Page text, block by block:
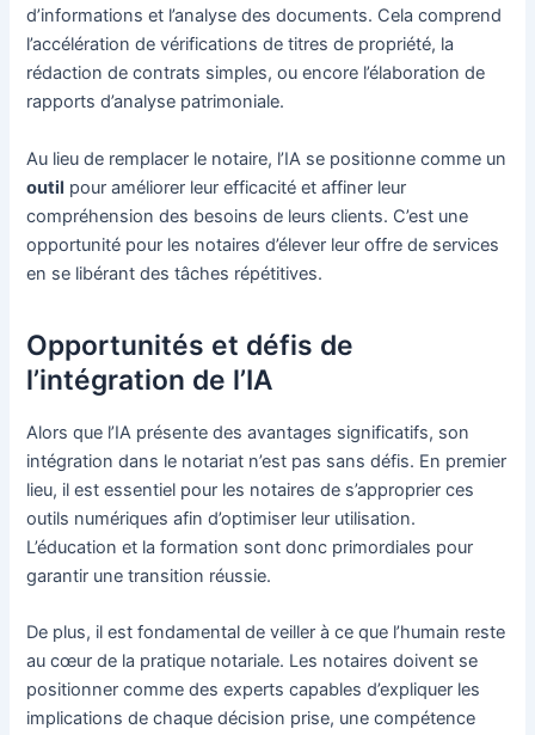
d’informations et l’analyse des documents. Cela comprend
l’accélération de vérifications de titres de propriété, la
rédaction de contrats simples, ou encore l’élaboration de
rapports d’analyse patrimoniale.
Au lieu de remplacer le notaire, l’IA se positionne comme un
outil pour améliorer leur efficacité et affiner leur
compréhension des besoins de leurs clients. C’est une
opportunité pour les notaires d’élever leur offre de services
en se libérant des tâches répétitives.
Opportunités et défis de
l’intégration de l’IA
Alors que l’IA présente des avantages significatifs, son
intégration dans le notariat n’est pas sans défis. En premier
lieu, il est essentiel pour les notaires de s’approprier ces
outils numériques afin d’optimiser leur utilisation.
L’éducation et la formation sont donc primordiales pour
garantir une transition réussie.
De plus, il est fondamental de veiller à ce que l’humain reste
au cœur de la pratique notariale. Les notaires doivent se
positionner comme des experts capables d’expliquer les
implications de chaque décision prise, une compétence